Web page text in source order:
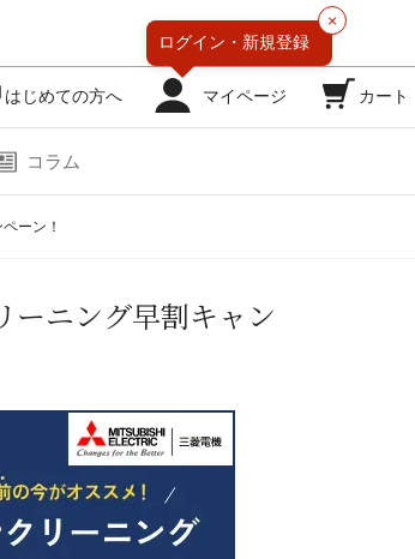
はじめての方へ マイページ
×
ログイン・ 新規登録
カート
コラム
ーン！
ーニング早割キャン